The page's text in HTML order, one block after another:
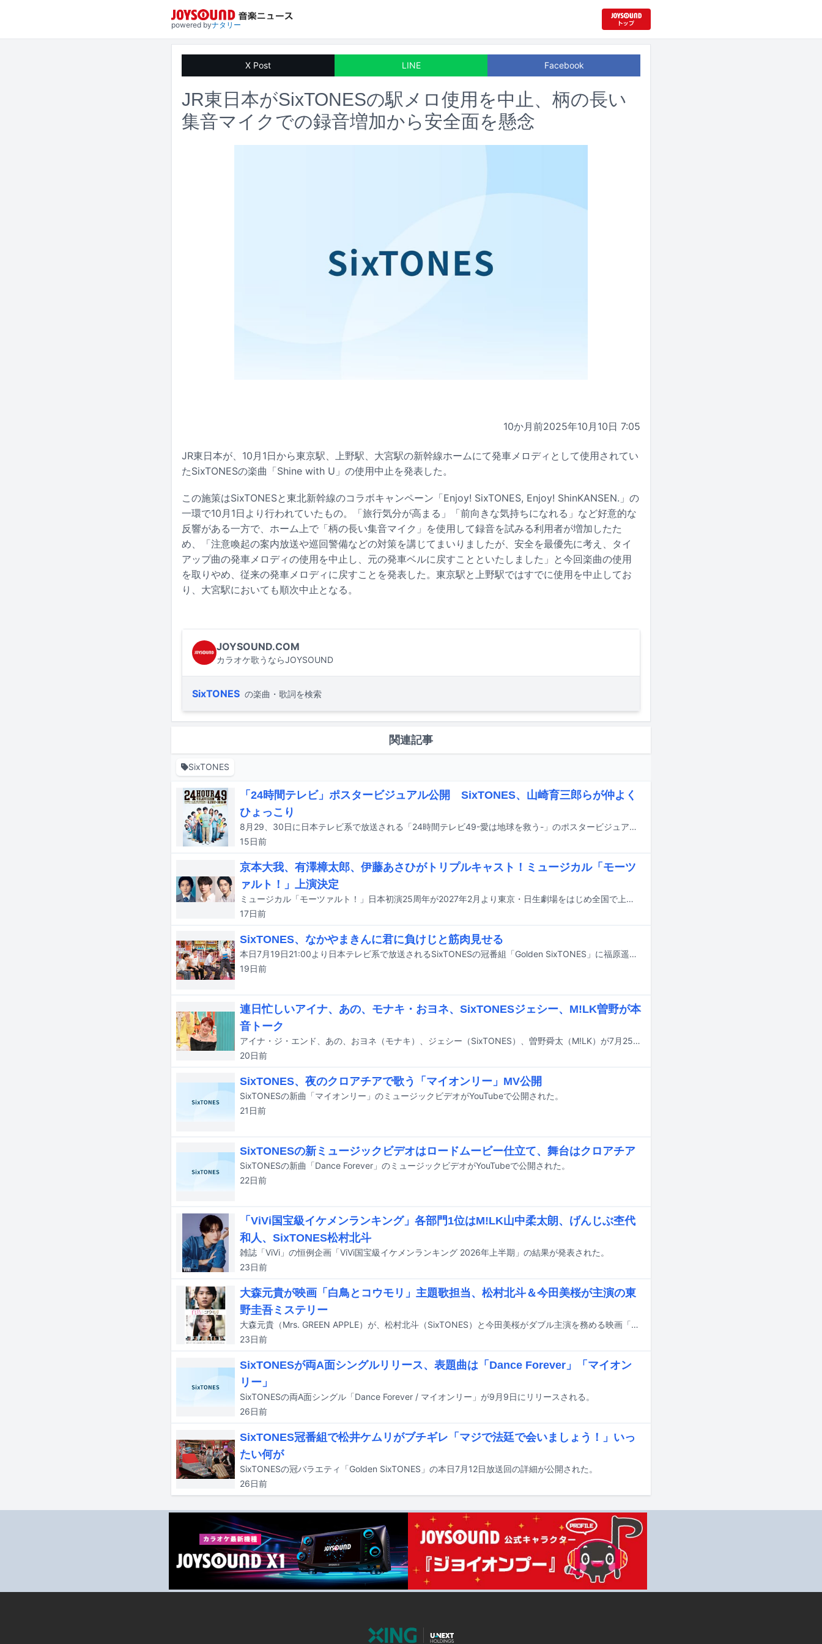
powered byナタリー
X Post LINE Facebook
JR東日本がSixTONESの駅メロ使用を中止、柄の長い
集音マイクでの録音増加から安全面を懸念
10か月前2025年10月10日 7:05
JR東日本が、10月1日から東京駅、上野駅、大宮駅の新幹線ホームにて発車メロディとして使用されてい
たSixTONESの楽曲「Shine with U」の使用中止を発表した。
この施策はSixTONESと東北新幹線のコラボキャンペーン「Enjoy! SixTONES, Enjoy! ShinKANSEN.」の
一環で10月1日より行われていたもの。「旅行気分が高まる」「前向きな気持ちになれる」など好意的な
反響がある一方で、ホーム上で「柄の長い集音マイク」を使用して録音を試みる利用者が増加したた
め、「注意喚起の案内放送や巡回警備などの対策を講じてまいりましたが、安全を最優先に考え、タイ
アップ曲の発車メロディの使用を中止し、元の発車ベルに戻すことといたしました」と今回楽曲の使用
を取りやめ、従来の発車メロディに戻すことを発表した。東京駅と上野駅ではすでに使用を中止してお
り、大宮駅においても順次中止となる。
JOYSOUND.COM
カラオケ歌うならJOYSOUND
SixTONES の楽曲・歌詞を検索
関連記事
SixTONES
「24時間テレビ」ポスタービジュアル公開 SixTONES、山崎育三郎らが仲よく
ひょっこり
8月29、30日に日本テレビ系で放送される「24時間テレビ49-愛は地球を救う-」のポスタービジュアルが公開された。
15日前
京本大我、有澤樟太郎、伊藤あさひがトリプルキャスト！ミュージカル「モーツ
ァルト！」上演決定
ミュージカル「モーツァルト！」日本初演25周年が2027年2月より東京・日生劇場をはじめ全国で上演されることが決定。主人公のヴォルフガング・モーツァルト役を京本大我（SixTONES）、有澤樟太郎、伊藤あさひの3人がトリプルキャストで務めることが発表された。
17日前
SixTONES、なかやまきんに君に負けじと筋肉見せる
本日7月19日21:00より日本テレビ系で放送されるSixTONESの冠番組「Golden SixTONES」に福原遥、出口夏希、なかやまきんに君がゲスト出演する。
19日前
連日忙しいアイナ、あの、モナキ・おヨネ、SixTONESジェシー、M!LK曽野が本
音トーク
アイナ・ジ・エンド、あの、おヨネ（モナキ）、ジェシー（SixTONES）、曽野舜太（M!LK）が7月25日にTBS系で放送される番組「トーキング千鳥！」に出演する。
20日前
SixTONES、夜のクロアチアで歌う「マイオンリー」MV公開
SixTONESの新曲「マイオンリー」のミュージックビデオがYouTubeで公開された。
21日前
SixTONESの新ミュージックビデオはロードムービー仕立て、舞台はクロアチア
SixTONESの新曲「Dance Forever」のミュージックビデオがYouTubeで公開された。
22日前
「ViVi国宝級イケメンランキング」各部門1位はM!LK山中柔太朗、げんじぶ杢代
和人、SixTONES松村北斗
雑誌「ViVi」の恒例企画「ViVi国宝級イケメンランキング 2026年上半期」の結果が発表された。
23日前
大森元貴が映画「白鳥とコウモリ」主題歌担当、松村北斗＆今田美桜が主演の東
野圭吾ミステリー
大森元貴（Mrs. GREEN APPLE）が、松村北斗（SixTONES）と今田美桜がダブル主演を務める映画「白鳥とコウモリ」の主題歌を担当する。
23日前
SixTONESが両A面シングルリリース、表題曲は「Dance Forever」「マイオン
リー」
SixTONESの両A面シングル「Dance Forever / マイオンリー」が9月9日にリリースされる。
26日前
SixTONES冠番組で松井ケムリがブチギレ「マジで法廷で会いましょう！」いっ
たい何が
SixTONESの冠バラエティ「Golden SixTONES」の本日7月12日放送回の詳細が公開された。
26日前